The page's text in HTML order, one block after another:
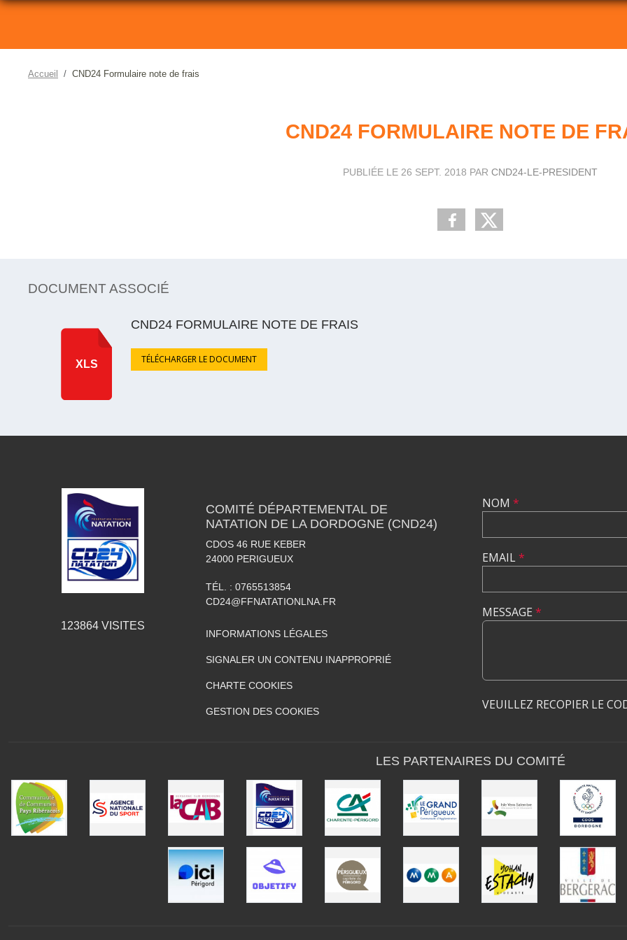
Accueil CND24 Formulaire note de frais
CND24 FORMULAIRE NOTE DE
PUBLIÉE LE 26 SEPT. 2018 PAR CND24-LE-PRESIDENT
DOCUMENT ASSOCIÉ
XLS
CND24 FORMULAIRE NOTE DE FRAIS
TÉLÉCHARGER LE DOCUMENT
123864 VISITES
COMITÉ DÉPARTEMENTAL DE
NATATION DE LA DORDOGNE (CND24)
CDOS 46 RUE KEBER
24000 PERIGUEUX
TÉL. : 0765513854
CD24@FFNATATIONLNA.FR
INFORMATIONS LÉGALES
SIGNALER UN CONTENU INAPPROPRIÉ
CHARTE COOKIES
GESTION DES COOKIES
NOM *
EMAIL*
MESSAGE *
VEUILLEZ RECOPIER LE
LES PARTENAIRES DU COMITÉ